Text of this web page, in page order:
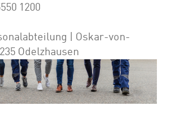
1200
| Oskar-von-
Odelzhausen